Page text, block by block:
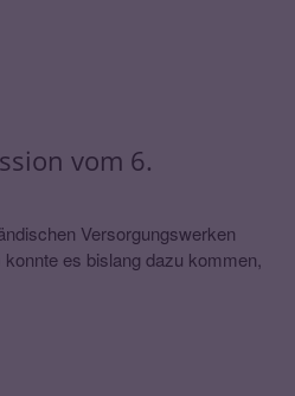
vom 6.
Versorgungswerken
es bislang dazu kommen,